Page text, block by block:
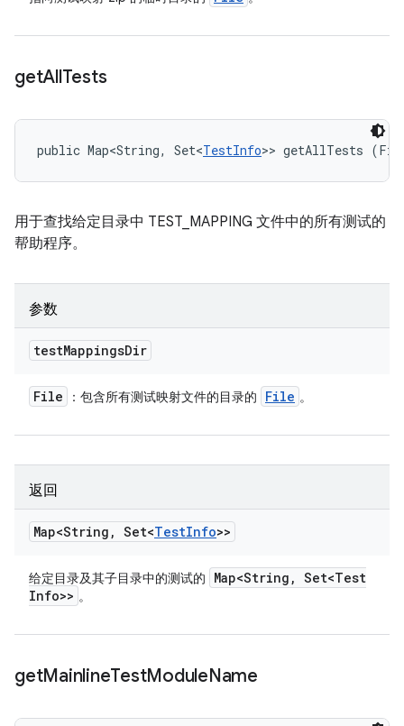
getAllTests
public Map<String, Set<TestInfo>> getAllTests
用于查找给定目录中 TEST_MAPPING 文件中的所有测试的
帮助程序。
参数
testMappingsDir
File ：包含所有测试映射文件的目录的 File 。
返回
Map<String , Set<TestInfo>>
给定目录及其子目录中的测试的 Map<String , Set<Test
Info>> 。
getMainlineTestModuleName